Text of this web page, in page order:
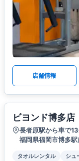
店舗情報
ビヨンド博多店
長者原駅から車で
福岡県福岡市博多
タオルレンタル シュ